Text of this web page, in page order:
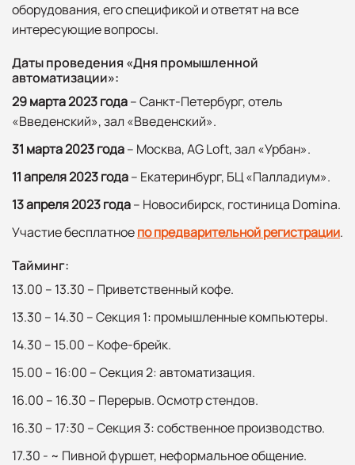
оборудования, его спецификой и ответят на все
интересующие вопросы.
Даты проведения «Дня промышленной
автоматизации»:
29 марта 2023 года– Санкт-Петербург, отель
«Введенский», зал «Введенский».
31 марта 2023 года– Москва, AG Loft, зал «Урбан».
11 апреля 2023 года– Екатеринбург, БЦ «Палладиум».
13 апреля 2023 года– Новосибирск, гостиница Domina.
Участие бесплатноепо предварительной регистрации.
Тайминг:
13.00 – 13.30 – Приветственный кофе.
13.30 – 14.30 – Секция 1: промышленные компьютеры.
14.30 – 15.00 – Кофе-брейк.
15.00 – 16:00 – Секция 2: автоматизация.
16.00 – 16.30 – Перерыв. Осмотр стендов.
16.30 – 17:30 – Секция 3: собственное производство.
17.30 - ~ Пивной фуршет, неформальное общение.